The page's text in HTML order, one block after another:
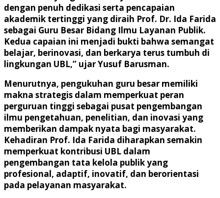
dengan penuh dedikasi serta pencapaian
akademik tertinggi yang diraih Prof. Dr. Ida Farida
sebagai Guru Besar Bidang Ilmu Layanan Publik.
Kedua capaian ini menjadi bukti bahwa semangat
belajar, berinovasi, dan berkarya terus tumbuh di
lingkungan UBL,” ujar Yusuf Barusman.
Menurutnya, pengukuhan guru besar memiliki
makna strategis dalam memperkuat peran
perguruan tinggi sebagai pusat pengembangan
ilmu pengetahuan, penelitian, dan inovasi yang
memberikan dampak nyata bagi masyarakat.
Kehadiran Prof. Ida Farida diharapkan semakin
memperkuat kontribusi UBL dalam
pengembangan tata kelola publik yang
profesional, adaptif, inovatif, dan berorientasi
pada pelayanan masyarakat.